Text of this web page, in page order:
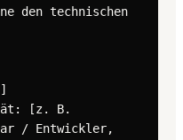
den technischen
[z. B.
/ Entwickler,